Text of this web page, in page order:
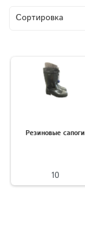
Резиновые сапоги
10